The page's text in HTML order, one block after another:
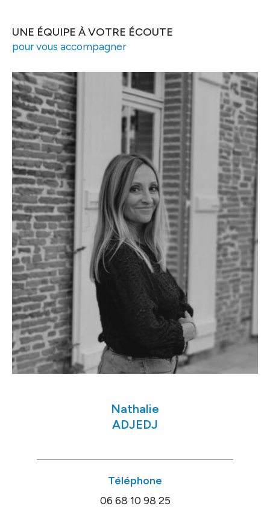
UNE ÉQUIPE À VOTRE ÉCOUTE
pour vous accompagner
Nathalie
ADJEDJ
Téléphone
06 68 10 98 25